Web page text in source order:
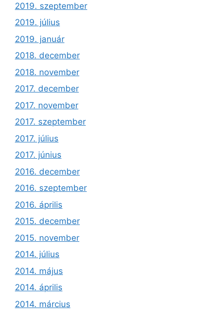
2019. szeptember
2019. július
2019. január
2018. december
2018. november
2017. december
2017. november
2017. szeptember
2017. július
2017. június
2016. december
2016. szeptember
2016. április
2015. december
2015. november
2014. július
2014. május
2014. április
2014. március